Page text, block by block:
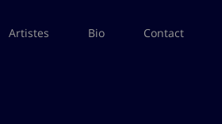
Artistes Bio Contact